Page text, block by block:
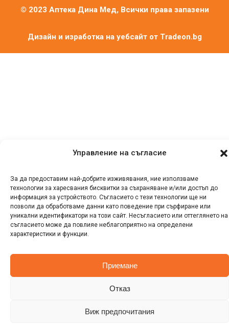
Управление на съгласие
За да предоставим най-добрите изживявания, ние използваме
технологии за харесвания бисквитки за съхраняване и/или достъп до
информация за устройството. Съгласието с тези технологии ще ни
позволи да обработваме данни като поведение при сърфиране или
уникални идентификатори на този сайт. Несъгласието или оттеглянето на
съгласието може да повлияе неблагоприятно на определени
характеристики и функции.
Приемане
Отказ
Виж предпочитания
© 2023 Аптека Дина Мед, Всички права запазени
Дизайн и изработка на уебсайт от Tradeon.bg